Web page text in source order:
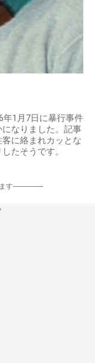
年1月7日に暴行事件
なりました。記事
に絡まれカッとな
たそうです。
-----------------